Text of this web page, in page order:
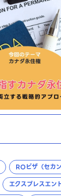
ROビザ（セカ
エクスプレスエン